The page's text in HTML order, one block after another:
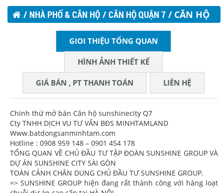
/ NHÀ PHỐ & CĂN HỘ /CĂN HỘ QUẬN 7 / CĂN HỘ
SUNSHINE CITY - Q7
GIOI THIỆU TỔNG QUAN
HÌNH ẢNH THIẾT KẾ
GIÁ BÁN , PT THANH TOÁN LIÊN HỆ
Chính thứ mở bán Căn hộ sunshinecity Q7
Cty TNHH DỊCH VU TƯ VẤN BĐS MINHTAMLAND
Www.batdongsanminhtam.com
Hotline : 0908 959 148 – 0901 454 178
TỔNG QUAN VỀ CHỦ ĐẦU TƯ TẬP ĐOÀN SUNSHINE GROUP VÀ
DỰ ÁN SUNSHINE CITY SÀI GÒN
TOÀN CẢNH CHÂN DUNG CHỦ ĐẦU TƯ SUNSHINE GROUP.
=> SUNSHINE GROUP hiện đang rất thành công với hàng loạt